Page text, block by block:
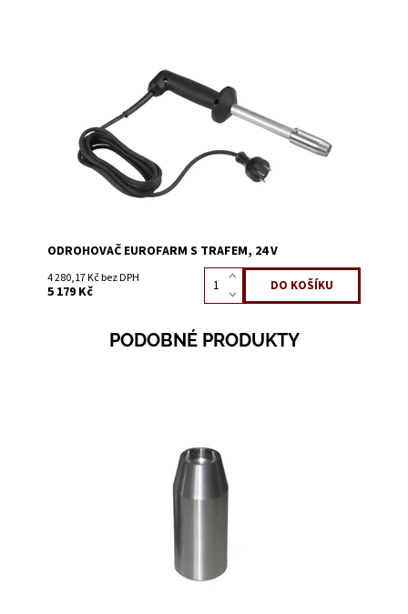
na objednání, obvyklá doba dodání 10
dnů
3440D
ODROHOVAČ EUROFARM S TRAFEM, 24 V
4 280,17 Kč bez DPH
5 179 Kč
PODOBNÉ PRODUKTY
Skladem 4